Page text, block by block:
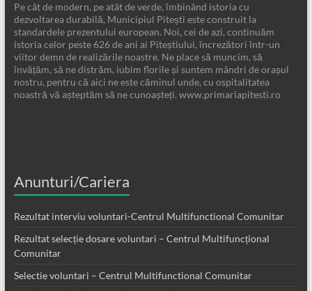
Pe cât de modern, pe atât de verde, îmbinând istoria cu
dezvoltarea durabilă, Municipiul Pitești este construit la
standardele prezentului european. Noi, cei de azi, continuăm
istoria celor peste 626 de ani ai Piteștiului, încrezători într-un
viitor demn de realizările noastre. Ne place să muncim, să
învățăm, să ne distrăm, iubim florile și suntem mândri de orașul
nostru, pentru că aici ne este căminul unde, cu ospitalitatea
noastră vă așteptăm să ne cunoașteți. www.primariapitesti.ro
Anunturi/Cariera
Rezultat interviu voluntari-Centrul Multifunctional Comunitar
Rezultat selecție dosare voluntari – Centrul Multifuncțional
Comunitar
Selectie voluntari – Centrul Multifunctional Comunitar